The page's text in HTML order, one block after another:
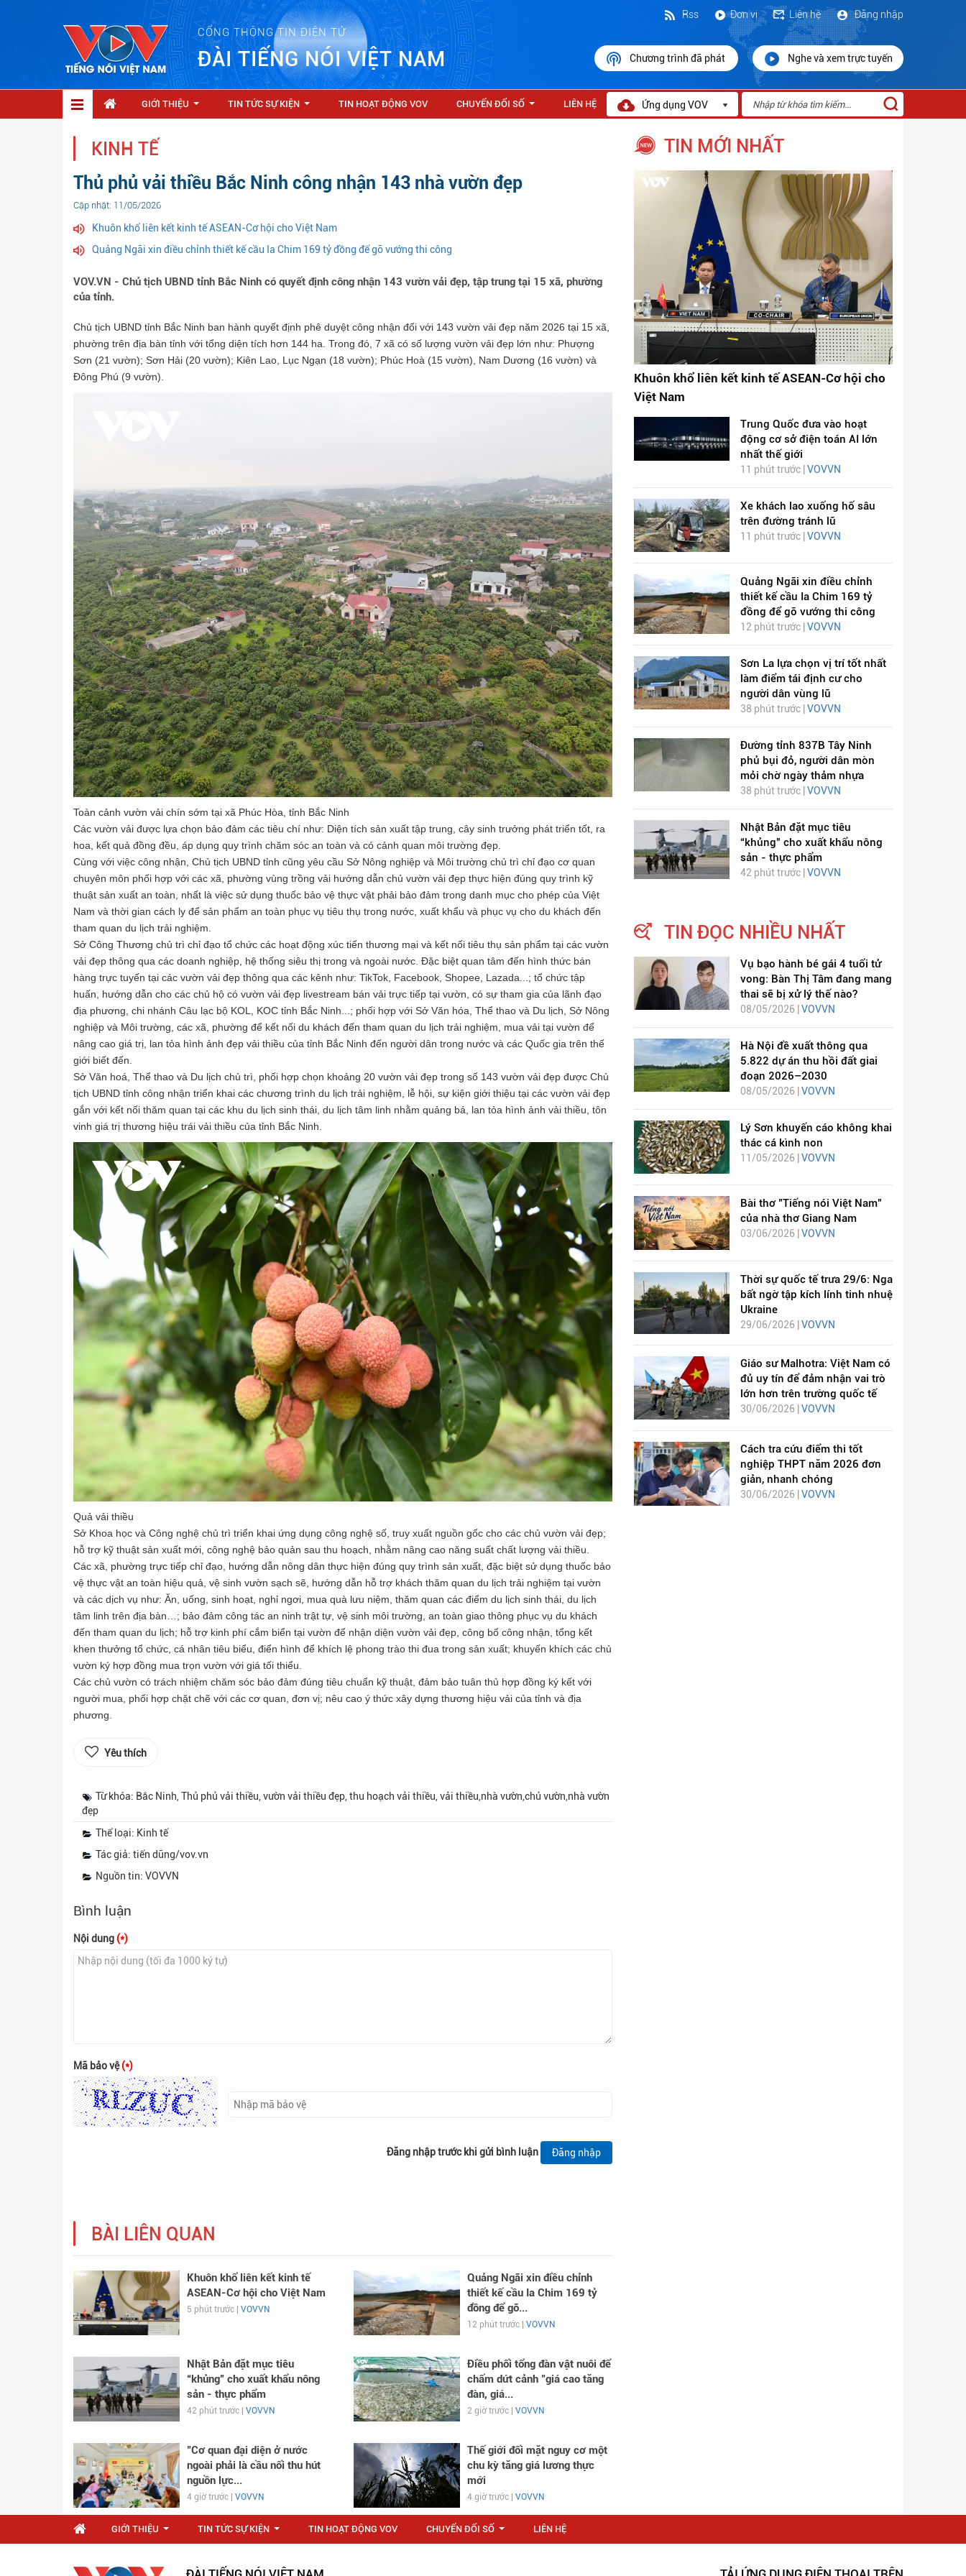
CỔNG THÔNG TIN ĐIỆN TỬ
ĐÀI TIẾNG NÓI VIỆT NAM
Đăng nhập
Liên hệ
Đơn vị
Rss
Chương trình đã phát Nghe và xem trực tuyến
GIỚI THIỆU TIN TỨC SỰ KIỆN TIN HOẠT ĐỘNG VOV CHUYỂN ĐỔI SỐ LIÊN HỆ Ứng dụng VOV
KINH TẾ
Thủ phủ vải thiều Bắc Ninh công nhận 143 nhà vườn đẹp
Cập nhật: 11/05/2026
Khuôn khổ liên kết kinh tế ASEAN-Cơ hội cho Việt Nam
Quảng Ngãi xin điều chỉnh thiết kế cầu Ia Chim 169 tỷ đồng để gỡ vướng thi công
VOV.VN - Chủ tịch UBND tỉnh Bắc Ninh có quyết định công nhận 143 vườn vải đẹp, tập trung tại 15 xã, phường
của tỉnh.
Chủ tịch UBND tỉnh Bắc Ninh ban hành quyết định phê duyệt công nhận đối với 143 vườn vải đẹp năm 2026 tại 15 xã,
phường trên địa bàn tỉnh với tổng diện tích hơn 144 ha. Trong đó, 7 xã có số lượng vườn vải đẹp lớn như: Phượng
Sơn (21 vườn); Sơn Hải (20 vườn); Kiên Lao, Lục Ngạn (18 vườn); Phúc Hoà (15 vườn), Nam Dương (16 vườn) và
Đông Phú (9 vườn).
Toàn cảnh vườn vải chín sớm tại xã Phúc Hòa, tỉnh Bắc Ninh
Các vườn vải được lựa chọn bảo đảm các tiêu chí như: Diện tích sản xuất tập trung, cây sinh trưởng phát triển tốt, ra
hoa, kết quả đồng đều, áp dụng quy trình chăm sóc an toàn và có cảnh quan môi trường đẹp.
Cùng với việc công nhận, Chủ tịch UBND tỉnh cũng yêu cầu Sở Nông nghiệp và Môi trường chủ trì chỉ đạo cơ quan
chuyên môn phối hợp với các xã, phường vùng trồng vải hướng dẫn chủ vườn vải đẹp thực hiện đúng quy trình kỹ
thuật sản xuất an toàn, nhất là việc sử dụng thuốc bảo vệ thực vật phải bảo đảm trong danh mục cho phép của Việt
Nam và thời gian cách ly để sản phẩm an toàn phục vụ tiêu thụ trong nước, xuất khẩu và phục vụ cho du khách đến
tham quan du lịch trải nghiệm.
Sở Công Thương chủ trì chỉ đạo tổ chức các hoạt động xúc tiến thương mại và kết nối tiêu thụ sản phẩm tại các vườn
vải đẹp thông qua các doanh nghiệp, hệ thống siêu thị trong và ngoài nước. Đặc biệt quan tâm đến hình thức bán
hàng trực tuyến tại các vườn vải đẹp thông qua các kênh như: TikTok, Facebook, Shopee, Lazada...; tổ chức tập
huấn, hướng dẫn cho các chủ hộ có vườn vải đẹp livestream bán vải trực tiếp tại vườn, có sự tham gia của lãnh đạo
địa phương, chi nhánh Câu lạc bộ KOL, KOC tỉnh Bắc Ninh...; phối hợp với Sở Văn hóa, Thể thao và Du lịch, Sở Nông
nghiệp và Môi trường, các xã, phường để kết nối du khách đến tham quan du lịch trải nghiệm, mua vải tại vườn để
nâng cao giá trị, lan tỏa hình ảnh đẹp vải thiều của tỉnh Bắc Ninh đến người dân trong nước và các Quốc gia trên thế
giới biết đến.
Sở Văn hoá, Thể thao và Du lịch chủ trì, phối hợp chọn khoảng 20 vườn vải đẹp trong số 143 vườn vải đẹp được Chủ
tịch UBND tỉnh công nhận triển khai các chương trình du lịch trải nghiệm, lễ hội, sự kiện giới thiệu tại các vườn vải đẹp
gắn với kết nối thăm quan tại các khu du lịch sinh thái, du lịch tâm linh nhằm quảng bá, lan tỏa hình ảnh vải thiều, tôn
vinh giá trị thương hiệu trái vải thiều của tỉnh Bắc Ninh.
Quả vải thiều
Sở Khoa học và Công nghệ chủ trì triển khai ứng dụng công nghệ số, truy xuất nguồn gốc cho các chủ vườn vải đẹp;
hỗ trợ kỹ thuật sản xuất mới, công nghệ bảo quản sau thu hoạch, nhằm nâng cao năng suất chất lượng vải thiều.
Các xã, phường trực tiếp chỉ đạo, hướng dẫn nông dân thực hiện đúng quy trình sản xuất, đặc biệt sử dụng thuốc bảo
vệ thực vật an toàn hiệu quả, vệ sinh vườn sạch sẽ, hướng dẫn hỗ trợ khách thăm quan du lịch trải nghiệm tại vườn
và các dịch vụ như: Ăn, uống, sinh hoạt, nghỉ ngơi, mua quà lưu niệm, thăm quan các điểm du lịch sinh thái, du lịch
tâm linh trên địa bàn…; bảo đảm công tác an ninh trật tự, vệ sinh môi trường, an toàn giao thông phục vụ du khách
đến tham quan du lịch; hỗ trợ kinh phí cắm biển tại vườn để nhận diện vườn vải đẹp, công bố công nhận, tổng kết
khen thưởng tổ chức, cá nhân tiêu biểu, điển hình để khích lệ phong trào thi đua trong sản xuất; khuyến khích các chủ
vườn ký hợp đồng mua trọn vườn với giá tối thiểu.
Các chủ vườn có trách nhiệm chăm sóc bảo đảm đúng tiêu chuẩn kỹ thuật, đảm bảo tuân thủ hợp đồng ký kết với
người mua, phối hợp chặt chẽ với các cơ quan, đơn vị; nêu cao ý thức xây dựng thương hiệu vải của tỉnh và địa
phương.
Yêu thích
Từ khóa: Bắc Ninh, Thủ phủ vải thiều, vườn vải thiều đẹp, thu hoạch vải thiều, vải thiều,nhà vườn,chủ vườn,nhà vườn
đẹp
Thể loại: Kinh tế
Tác giả: tiến dũng/vov.vn
Nguồn tin: VOVVN
Bình luận
Nội dung (*)
Mã bảo vệ(*)
Đăng nhập trước khi gửi bình luận Đăng nhập
BÀI LIÊN QUAN
Khuôn khổ liên kết kinh tế
ASEAN-Cơ hội cho Việt Nam
5 phút trước | VOVVN
Quảng Ngãi xin điều chỉnh
thiết kế cầu Ia Chim 169 tỷ
đồng để gỡ...
12 phút trước | VOVVN
Nhật Bản đặt mục tiêu
“khủng” cho xuất khẩu nông
sản - thực phẩm
42 phút trước | VOVVN
Điều phối tổng đàn vật nuôi để
chấm dứt cảnh "giá cao tăng
đàn, giá...
2 giờ trước | VOVVN
"Cơ quan đại diện ở nước
ngoài phải là cầu nối thu hút
nguồn lực...
4 giờ trước | VOVVN
Thế giới đối mặt nguy cơ một
chu kỳ tăng giá lương thực
mới
4 giờ trước | VOVVN
TIN MỚI NHẤT
Khuôn khổ liên kết kinh tế ASEAN-Cơ hội cho
Việt Nam
Trung Quốc đưa vào hoạt
động cơ sở điện toán AI lớn
nhất thế giới
11 phút trước | VOVVN
Xe khách lao xuống hố sâu
trên đường tránh lũ
11 phút trước | VOVVN
Quảng Ngãi xin điều chỉnh
thiết kế cầu Ia Chim 169 tỷ
đồng để gỡ vướng thi công
12 phút trước | VOVVN
Sơn La lựa chọn vị trí tốt nhất
làm điểm tái định cư cho
người dân vùng lũ
38 phút trước | VOVVN
Đường tỉnh 837B Tây Ninh
phủ bụi đỏ, người dân mòn
mỏi chờ ngày thảm nhựa
38 phút trước | VOVVN
Nhật Bản đặt mục tiêu
“khủng” cho xuất khẩu nông
sản - thực phẩm
42 phút trước | VOVVN
TIN ĐỌC NHIỀU NHẤT
Vụ bạo hành bé gái 4 tuổi tử
vong: Bàn Thị Tâm đang mang
thai sẽ bị xử lý thế nào?
08/05/2026 | VOVVN
Hà Nội đề xuất thông qua
5.822 dự án thu hồi đất giai
đoạn 2026–2030
08/05/2026 | VOVVN
Lý Sơn khuyến cáo không khai
thác cá kình non
11/05/2026 | VOVVN
Bài thơ "Tiếng nói Việt Nam"
của nhà thơ Giang Nam
03/06/2026 | VOVVN
Thời sự quốc tế trưa 29/6: Nga
bất ngờ tập kích lính tinh nhuệ
Ukraine
29/06/2026 |VOVVN
Giáo sư Malhotra: Việt Nam có
đủ uy tín để đảm nhận vai trò
lớn hơn trên trường quốc tế
30/06/2026 | VOVVN
Cách tra cứu điểm thi tốt
nghiệp THPT năm 2026 đơn
giản, nhanh chóng
30/06/2026 | VOVVN
GIỚI THIỆU TIN TỨC SỰ KIỆN TIN HOẠT ĐỘNG VOV CHUYỂN ĐỔI SỐ LIÊN HỆ